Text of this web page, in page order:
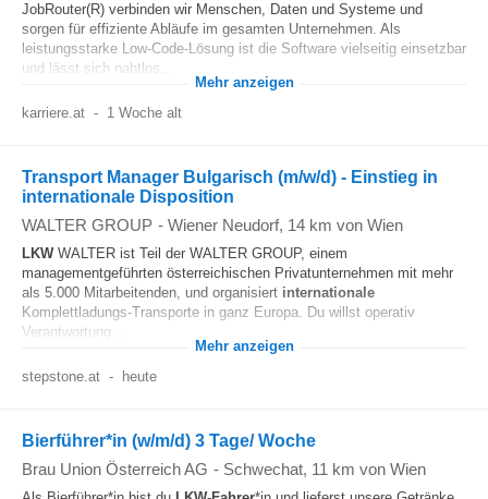
JobRouter(R) verbinden wir Menschen, Daten und Systeme und
sorgen für effiziente Abläufe im gesamten Unternehmen. Als
leistungsstarke Low-Code-Lösung ist die Software vielseitig einsetzbar
und lässt sich nahtlos...
Mehr anzeigen
karriere.at - 1 Woche alt
Transport Manager Bulgarisch (m/w/d) - Einstieg in
internationale Disposition
WALTER GROUP - Wiener Neudorf, 14 km von Wien
LKWWALTER ist Teil der WALTER GROUP, einem
managementgeführten österreichischen Privatunternehmen mit mehr
als 5.000 Mitarbeitenden, und organisiert internationale
Komplettladungs-Transporte in ganz Europa. Du willst operativ
Verantwortung...
Mehr anzeigen
stepstone.at - heute
Bierführer*in (w/m/d) 3 Tage/ Woche
Brau Union Österreich AG - Schwechat, 11 km von Wien